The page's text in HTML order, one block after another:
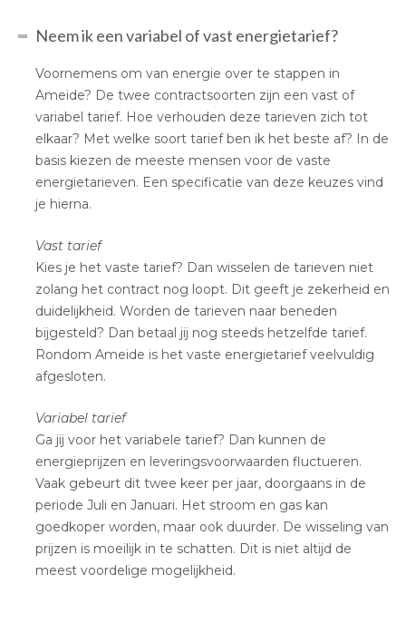
Neem ik een variabel of vast energietarief?
Voornemens om van energie over te stappen in
Ameide? De twee contractsoorten zijn een vast of
variabel tarief. Hoe verhouden deze tarieven zich tot
elkaar? Met welke soort tarief ben ik het beste af? In de
basis kiezen de meeste mensen voor de vaste
energietarieven. Een specificatie van deze keuzes vind
je hierna.
Vast tarief
Kies je het vaste tarief? Dan wisselen de tarieven niet
zolang het contract nog loopt. Dit geeft je zekerheid en
duidelijkheid. Worden de tarieven naar beneden
bijgesteld? Dan betaal jij nog steeds hetzelfde tarief.
Rondom Ameide is het vaste energietarief veelvuldig
afgesloten.
Variabel tarief
Ga jij voor het variabele tarief? Dan kunnen de
energieprijzen en leveringsvoorwaarden fluctueren.
Vaak gebeurt dit twee keer per jaar, doorgaans in de
periode Juli en Januari. Het stroom en gas kan
goedkoper worden, maar ook duurder. De wisseling van
prijzen is moeilijk in te schatten. Dit is niet altijd de
meest voordelige mogelijkheid.